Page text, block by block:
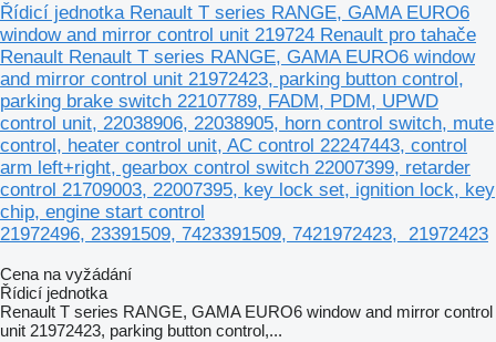
Řídicí jednotka Renault T series RANGE, GAMA EURO6
window and mirror control unit 219724 Renault pro tahače
Renault Renault T series RANGE, GAMA EURO6 window
and mirror control unit 21972423, parking button control,
parking brake switch 22107789, FADM, PDM, UPWD
control unit, 22038906, 22038905, horn control switch, mute
control, heater control unit, AC control 22247443, control
arm left+right, gearbox control switch 22007399, retarder
control 21709003, 22007395, key lock set, ignition lock, key
chip, engine start control
21972496, 23391509, 7423391509, 7421972423, 21972423
Cena na vyžádání
Řídicí jednotka
Renault T series RANGE, GAMA EURO6 window and mirror control
unit 21972423, parking button control,...